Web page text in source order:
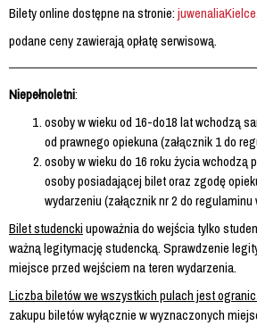
Bilety online dostępne na stronie:
podane ceny zawierają opłatę serwisową.
Niepełnoletni:
osoby w wieku od 16-do18 lat wchodzą
od prawnego opiekuna (załącznik 1 do
osoby w wieku do 16 roku życia wchodzą
osoby posiadającej bilet oraz zgodę
wydarzeniu (załącznik nr 2 do regulaminu
Bilet studenckiupoważnia do wejścia tylko
ważną legitymację studencką. Sprawdzenie
miejsce przed wejściem na teren wydarzenia.
Liczba biletów we wszystkich pulach jest
zakupu biletów wyłącznie w wyznaczonych